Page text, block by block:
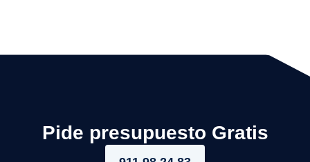
Pide presupuesto Gratis